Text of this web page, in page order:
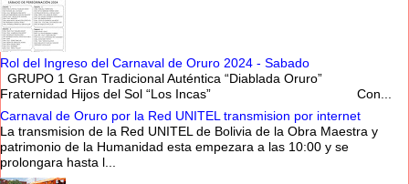
Rol del Ingreso del Carnaval de Oruro 2024 - Sabado
GRUPO 1 Gran Tradicional Auténtica “Diablada Oruro”
Fraternidad Hijos del Sol “Los Incas” Con...
Carnaval de Oruro por la Red UNITEL transmision por internet
La transmision de la Red UNITEL de Bolivia de la Obra Maestra y
patrimonio de la Humanidad esta empezara a las 10:00 y se
prolongara hasta l...